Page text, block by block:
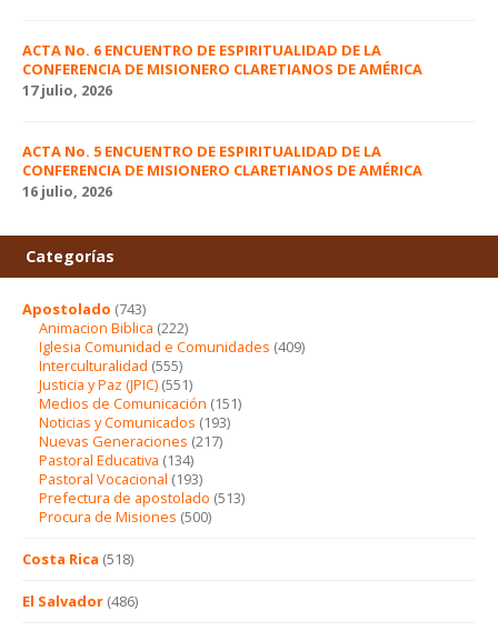
ACTA No. 6 ENCUENTRO DE ESPIRITUALIDAD DE LA
CONFERENCIA DE MISIONERO CLARETIANOS DE AMÉRICA
17 julio, 2026
ACTA No. 5 ENCUENTRO DE ESPIRITUALIDAD DE LA
CONFERENCIA DE MISIONERO CLARETIANOS DE AMÉRICA
16 julio, 2026
Categorías
Apostolado (743)
Animacion Biblica (222)
Iglesia Comunidad e Comunidades (409)
Interculturalidad (555)
Justicia y Paz (JPIC) (551)
Medios de Comunicación (151)
Noticias y Comunicados (193)
Nuevas Generaciones (217)
Pastoral Educativa (134)
Pastoral Vocacional (193)
Prefectura de apostolado (513)
Procura de Misiones (500)
Costa Rica (518)
El Salvador (486)